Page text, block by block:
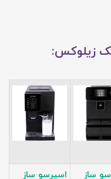
زیلوکس:
ساز
اسپرسو ساز